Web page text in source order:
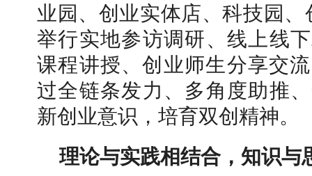
业园、创业实体店、科技园
举行实地参访调研、线上线
课程讲授、创业师生分享交
过全链条发力、多角度助推
新创业意识，培育双创精神。
理论与实践相结合，知识与
历年十大新闻